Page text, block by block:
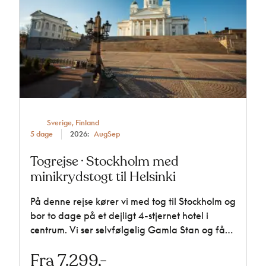
Polarnætter
Polarnat er et naturfænomen, hvor natten
varer hele døgnet. Det betyder reelt, at
solen er under horisonten hele dagen og
hele natten. Fænomenet kan kun opleves
nord for polarcirklen på den nordlige
halvkugle og syd for polarcirklen på den
sydlige.
Sverige, Finland
5 dage
2026: AugSep
Togrejse · Stockholm med
minikrydstogt til Helsinki
På denne rejse kører vi med tog til Stockholm og
bor to dage på et dejligt 4-stjernet hotel i
centrum. Vi ser selvfølgelig Gamla Stan og får
imponerende Stadshus. Fra Stockholm begiver
Fra 7.299,-